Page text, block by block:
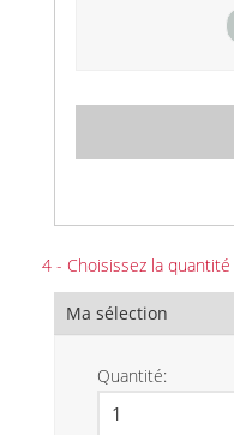
4 - Choisissez la
Ma sélection
Quantité: